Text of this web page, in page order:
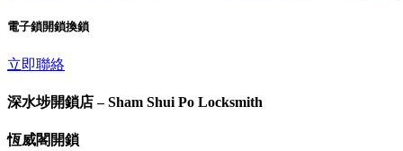
電子鎖開鎖換鎖
立即聯絡
深水埗開鎖店 – Sham Shui Po Locksmith
恆威閣開鎖